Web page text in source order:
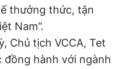
thưởng thức, tận
Nam”.
Chủ tịch VCCA, Tet
đồng hành với ngành